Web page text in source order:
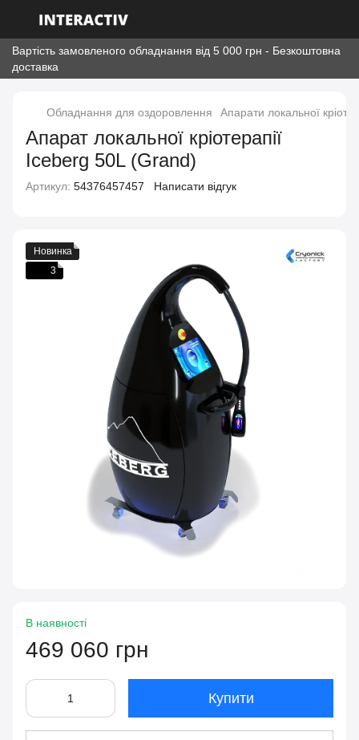
Вартість замовленого обладнання від 5 000 грн - Безкоштовна
доставка
Обладнання для оздоровлення Апарати локальної
Апарат локальної кріотерапії
Iceberg 50L (Grand)
Артикул: 54376457457 Написати відгук
Новинка
3
В наявності
469 060 грн
Купити